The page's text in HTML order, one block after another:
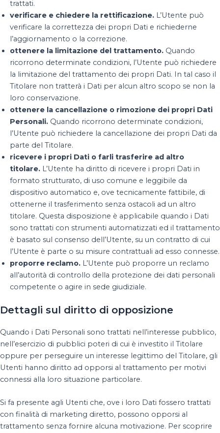
trattati.
verificare e chiedere la rettificazione. L’Utente può
verificare la correttezza dei propri Dati e richiederne
l’aggiornamento o la correzione.
ottenere la limitazione del trattamento. Quando
ricorrono determinate condizioni, l’Utente può richiedere
la limitazione del trattamento dei propri Dati. In tal caso il
Titolare non tratterà i Dati per alcun altro scopo se non la
loro conservazione.
ottenere la cancellazione o rimozione dei propri Dati
Personali. Quando ricorrono determinate condizioni,
l’Utente può richiedere la cancellazione dei propri Dati da
parte del Titolare.
ricevere i propri Dati o farli trasferire ad altro
titolare. L’Utente ha diritto di ricevere i propri Dati in
formato strutturato, di uso comune e leggibile da
dispositivo automatico e, ove tecnicamente fattibile, di
ottenerne il trasferimento senza ostacoli ad un altro
titolare. Questa disposizione è applicabile quando i Dati
sono trattati con strumenti automatizzati ed il trattamento
è basato sul consenso dell’Utente, su un contratto di cui
l’Utente è parte o su misure contrattuali ad esso connesse.
proporre reclamo. L’Utente può proporre un reclamo
all’autorità di controllo della protezione dei dati personali
competente o agire in sede giudiziale.
Dettagli sul diritto di opposizione
Quando i Dati Personali sono trattati nell’interesse pubblico,
nell’esercizio di pubblici poteri di cui è investito il Titolare
oppure per perseguire un interesse legittimo del Titolare, gli
Utenti hanno diritto ad opporsi al trattamento per motivi
connessi alla loro situazione particolare.
Si fa presente agli Utenti che, ove i loro Dati fossero trattati
con finalità di marketing diretto, possono opporsi al
trattamento senza fornire alcuna motivazione. Per scoprire